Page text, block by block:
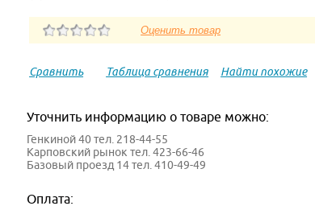
Сравнить Таблица сравнения Найти похожие
Уточнить информацию о товаре можно:
Генкиной 40 тел. 218-44-55
Карповский рынок тел. 423-66-46
Базовый проезд 14 тел. 410-49-49
Оплата: